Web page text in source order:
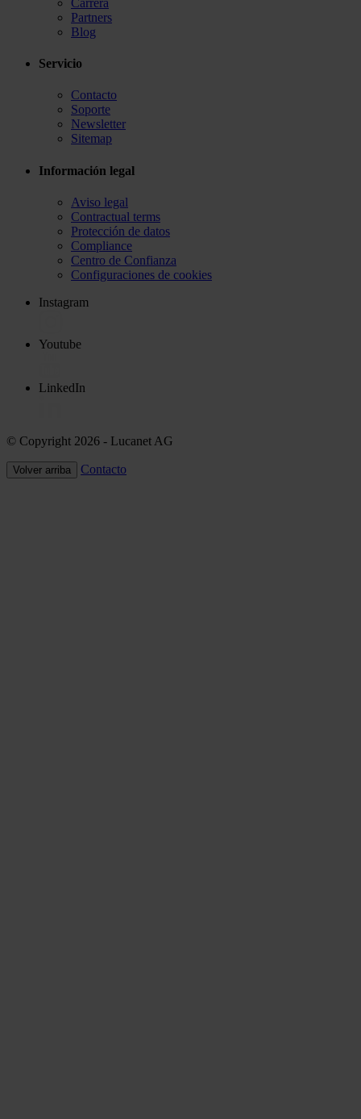
Partners
Blog
Servicio
Contacto
Soporte
Newsletter
Sitemap
Información legal
Aviso legal
Contractual terms
Protección de datos
Compliance
Centro de Confianza
Configuraciones de cookies
Instagram
Youtube
LinkedIn
© Copyright 2026 - Lucanet AG
Volver arriba Contacto